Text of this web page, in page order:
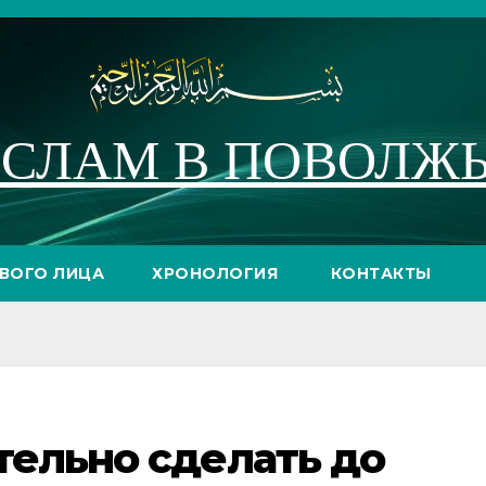
В
ЛИЦА ХРОНОЛОГИЯ КОНТАКТЫ
сделать до